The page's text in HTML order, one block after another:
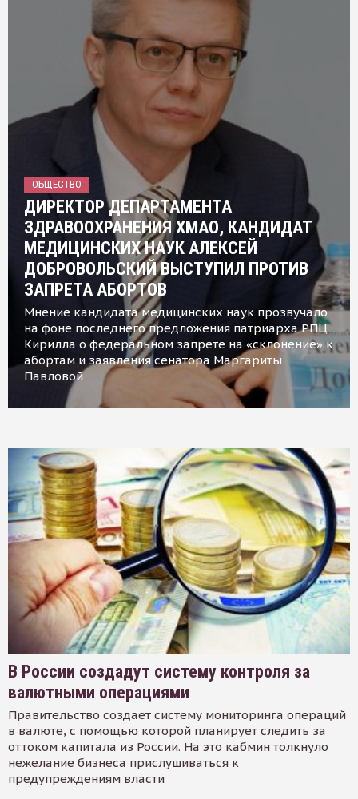
ОБЩЕСТВО
ДИРЕКТОР ДЕПАРТАМЕНТА
ЗДРАВООХРАНЕНИЯ ХМАО, КАНДИДАТ
МЕДИЦИНСКИХ НАУК АЛЕКСЕЙ
ДОБРОВОЛЬСКИЙ ВЫСТУПИЛ ПРОТИВ
ЗАПРЕТА АБОРТОВ
Мнение кандидата медицинских наук прозвучало
на фоне последнего предложения патриарха РПЦ
Кирилла о федеральном запрете на «склонение» к
абортам и заявления сенатора Маргариты
Павловой
В России создадут систему контроля за
валютными операциями
Правительство создает систему мониторинга операций
в валюте, с помощью которой планирует следить за
оттоком капитала из России. На это кабмин толкнуло
нежелание бизнеса прислушиваться к
предупреждениям власти